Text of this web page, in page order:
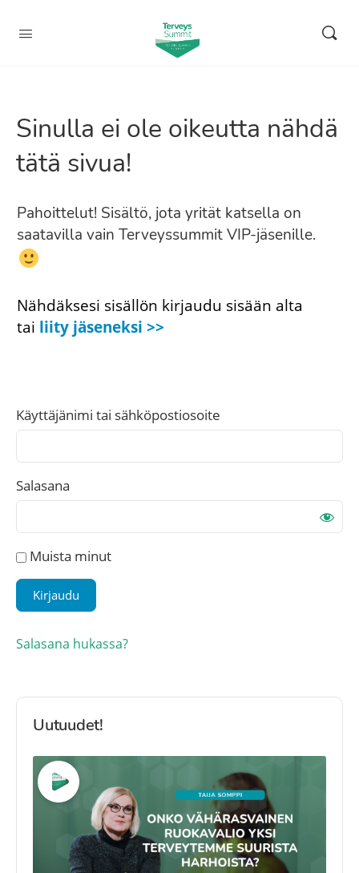
Sinulla ei ole oikeutta nähdä
tätä sivua!
Pahoittelut! Sisältö, jota yrität katsella on
saatavilla vain Terveyssummit VIP-jäsenille.
Nähdäksesi sisällön kirjaudu sisään alta
tai liity jäseneksi >>
Käyttäjänimi tai sähköpostiosoite
Salasana
Muista minut
Salasana hukassa?
Uutuudet!